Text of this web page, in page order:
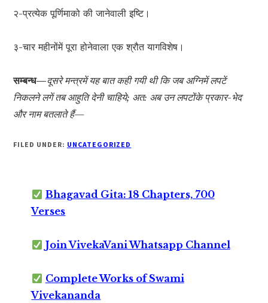
२-प्रत्येक पूर्णिमाको की जानेवाली इष्टि।
३-चार महीनोंमें पूरा होनेवाला एक श्रौत यागविशेष।
सम्बन्ध—दूसरे मन्त्रमें यह बात कही गयी थी कि जब अग्निमें लपटें
निकलने लगें तब आहुति देनी चाहिये; अत: अब उन लपटोंके प्रकार-भेद
और नाम बतलाते हैं—
FILED UNDER: UNCATEGORIZED
Bhagavad Gita: 18 Chapters, 700
Verses
Join VivekaVani Whatsapp Channel
Complete Works of Swami
Vivekananda